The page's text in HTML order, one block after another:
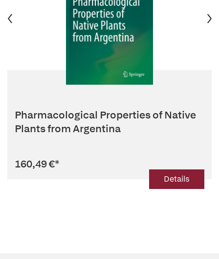
Pharmacological Properties of Native
Plants from Argentina
160,49 €*
Details